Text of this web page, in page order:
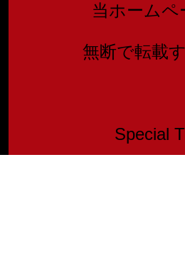
当ホーム
無断で転載
Special